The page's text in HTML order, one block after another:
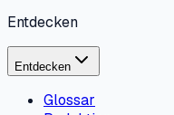
Entdecken
Entdecken
Glossar